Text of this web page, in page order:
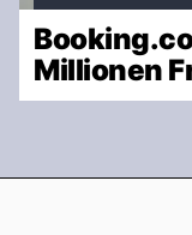
Millionen